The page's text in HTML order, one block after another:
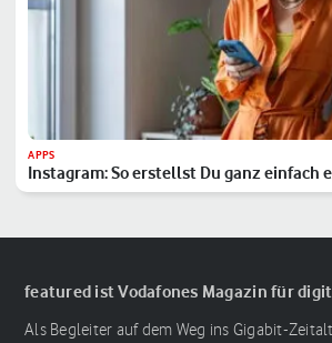
APPS
Instagram: So erstellst Du ganz einfach
featured ist Vodafones Magazin für
Als Begleiter auf dem Weg ins Gigabit-